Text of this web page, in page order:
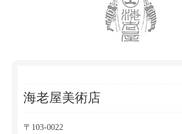
海老屋美術店
〒103-0022